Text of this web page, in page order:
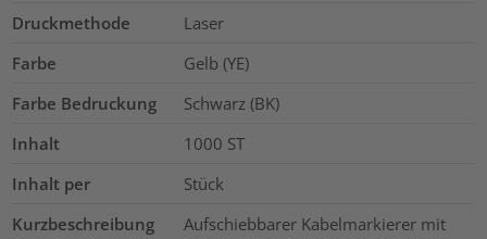
Druckmethode
Laser
Farbe
Gelb (YE)
Farbe Bedruckung
Schwarz (BK)
Inhalt
1000 ST
Inhalt per
Stück
Kurzbeschreibung
Aufschiebbarer Kabelmarkierer mit